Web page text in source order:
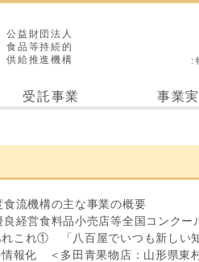
公益財団法人
食品等持続的
供給推進機構
受託事業 事業
食流機構の主な事業の概要
経営食料品小売店等全国コンクー
れこれ① 「八百屋でいつも新しい知
報化 ＜多田青果物店：山形県東